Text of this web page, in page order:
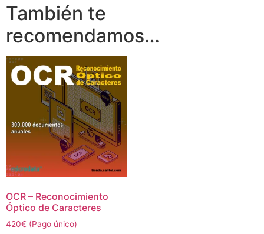
También te
recomendamos…
OCR – Reconocimiento
Óptico de Caracteres
420€ (Pago único)